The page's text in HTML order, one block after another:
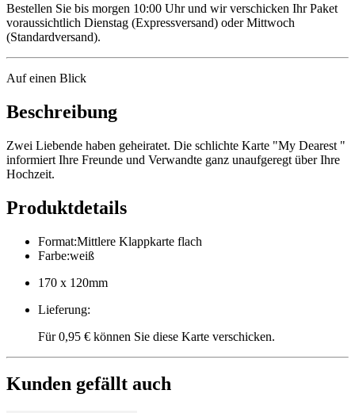
Bestellen Sie bis morgen 10:00 Uhr und wir verschicken Ihr Paket
voraussichtlich Dienstag (Expressversand) oder Mittwoch
(Standardversand).
Auf einen Blick
Beschreibung
Zwei Liebende haben geheiratet. Die schlichte Karte "My Dearest "
informiert Ihre Freunde und Verwandte ganz unaufgeregt über Ihre
Hochzeit.
Produktdetails
Format:Mittlere Klappkarte flach
Farbe:weiß
170 x 120mm
Lieferung:
Für 0,95 € können Sie diese Karte verschicken.
Kunden gefällt auch